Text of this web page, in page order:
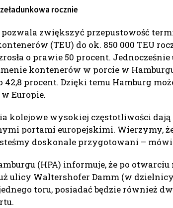
rocznie
zwiększyć przepustowość
(TEU) do ok. 850 000 TEU
o prawie 50 procent.
kontenerów w porcie w
42,8 procent. Dzięki temu Hamburg
Europie.
kolejowe wysokiej częstotliwości
portami europejskimi. Wierzymy, że
doskonale przygotowani – mówi
(HPA) informuje, że po
ulicy Waltershofer Damm (w
toru, posiadać będzie również